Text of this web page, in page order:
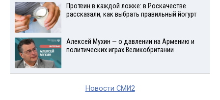
Протеин в каждой ложке: в Роскачестве
рассказали, как выбрать правильный йогурт
Алексей Мухин — о давлении на Армению и
политических играх Великобритании
Новости СМИ2